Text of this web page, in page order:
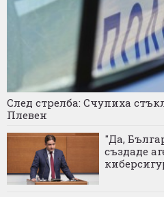
След стрелба: Счупиха
Плевен
"Да,
създаде